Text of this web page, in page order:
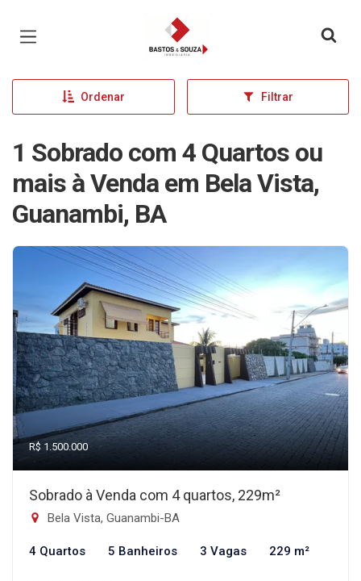
Página inicial
Ordenar Filtrar
1 Sobrado com 4 Quartos ou
mais à Venda em Bela Vista,
Guanambi, BA
R$ 1.500.000
Sobrado à Venda com 4 quartos, 229m²
Bela Vista, Guanambi-BA
4 Quartos 5 Banheiros 3 Vagas 229 m²